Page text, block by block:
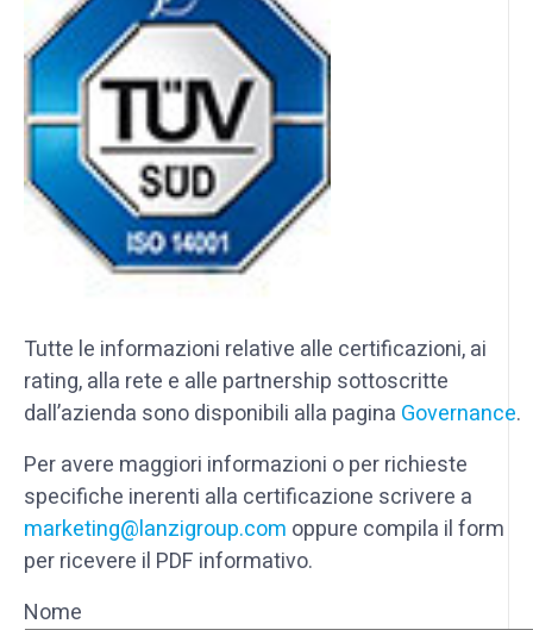
Tutte le informazioni relative alle certificazioni, ai
rating, alla rete e alle partnership sottoscritte
dall’azienda sono disponibili alla pagina Governance.
Per avere maggiori informazioni o per richieste
specifiche inerenti alla certificazione scrivere a
marketing@lanzigroup.com oppure compila il form
per ricevere il PDF informativo.
Nome